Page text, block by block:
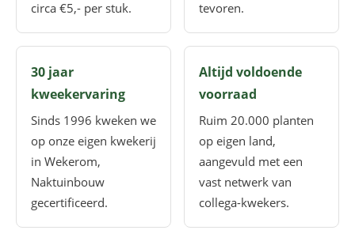
circa €5,- per stuk. tevoren.
30 jaar
kweekervaring
Sinds 1996 kweken we
op onze eigen kwekerij
in Wekerom,
Naktuinbouw
gecertificeerd.
Altijd voldoende
voorraad
Ruim 20.000 planten
op eigen land,
aangevuld met een
vast netwerk van
collega-kwekers.